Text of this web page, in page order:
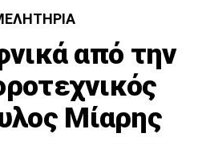
από την
Μίαρης